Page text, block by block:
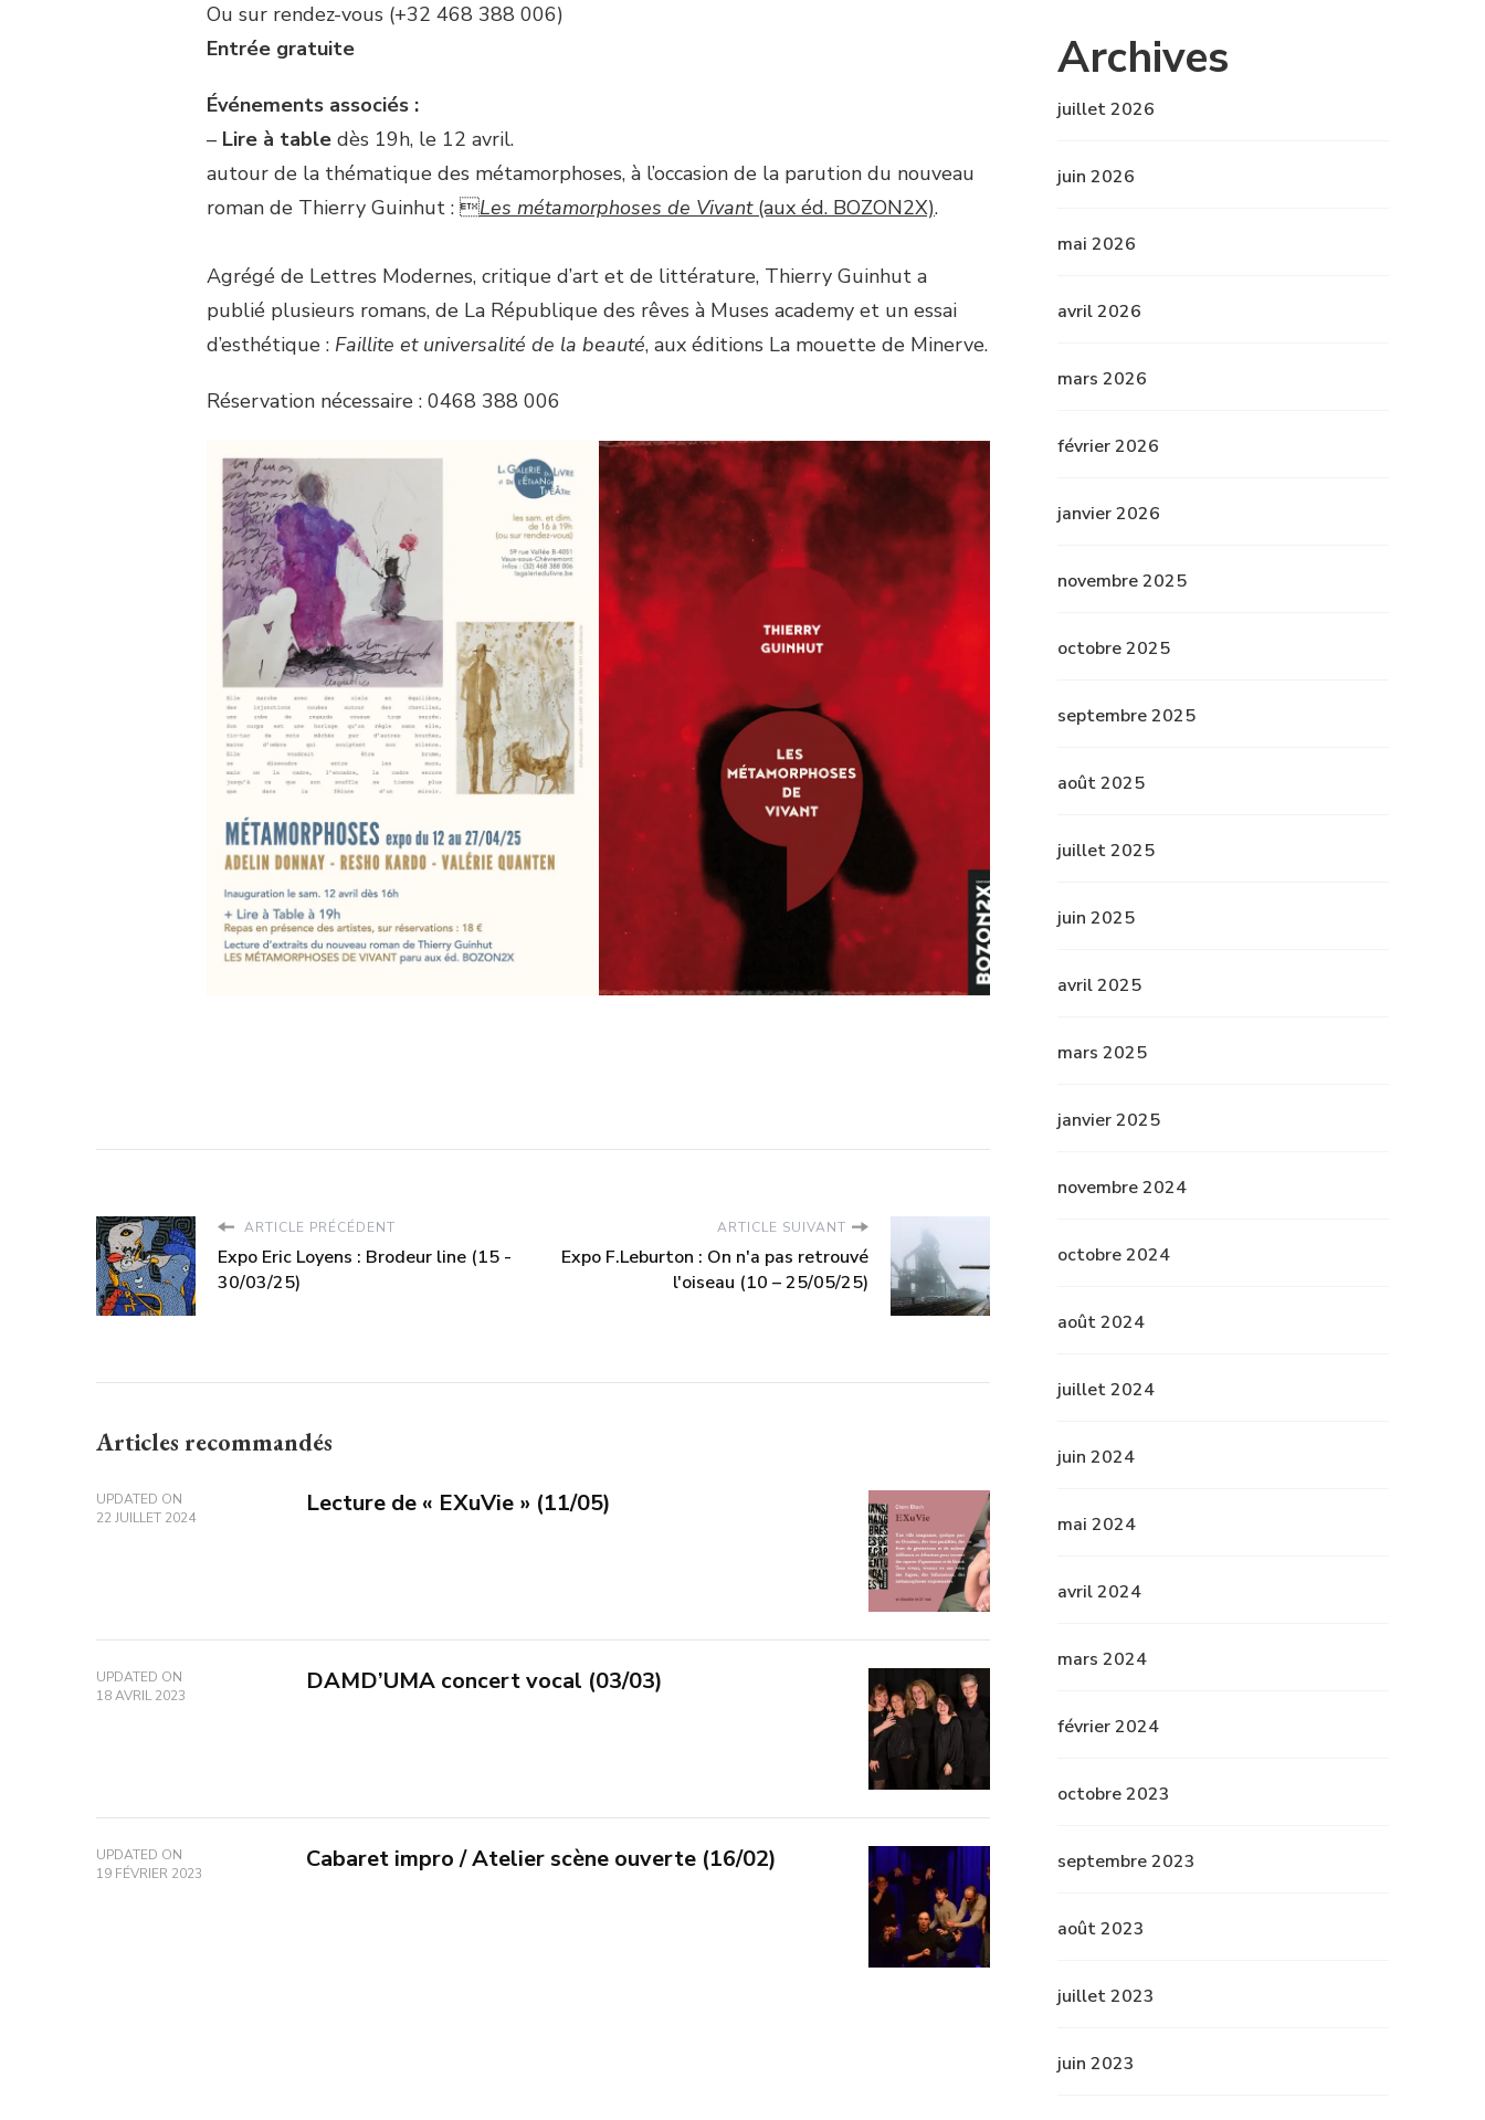
Ou sur rendez-vous (+32 468 388 006)
Entrée gratuite
Événements associés :
– Lire à table dès 19h, le 12 avril.
autour de la thématique des métamorphoses, à l’occasion de la parution du nouveau
roman de Thierry Guinhut : Les métamorphoses de Vivant(aux éd. BOZON2X).
Agrégé de Lettres Modernes, critique d’art et de littérature, Thierry Guinhut a
publié plusieurs romans, de La République des rêves à Muses academy et un essai
d’esthétique : Faillite et universalité de la beauté, aux éditions La mouette de Minerve.
Réservation nécessaire : 0468 388 006
ARTICLE PRÉCÉDENT
Expo Eric Loyens : Brodeur line (15 -
30/03/25)
ARTICLE SUIVANT
Expo F.Leburton : On n'a pas retrouvé
l'oiseau (10 – 25/05/25)
Articles recommandés
UPDATED ON
22 JUILLET 2024
Lecture de « EXuVie » (11/05)
UPDATED ON
18 AVRIL 2023
DAMD’UMA concert vocal (03/03)
UPDATED ON
19 FÉVRIER 2023
Cabaret impro / Atelier scène ouverte (16/02)
Archives
juillet 2026
juin 2026
mai 2026
avril 2026
mars 2026
février 2026
janvier 2026
novembre 2025
octobre 2025
septembre 2025
août 2025
juillet 2025
juin 2025
avril 2025
mars 2025
janvier 2025
novembre 2024
octobre 2024
août 2024
juillet 2024
juin 2024
mai 2024
avril 2024
mars 2024
février 2024
octobre 2023
septembre 2023
août 2023
juillet 2023
juin 2023